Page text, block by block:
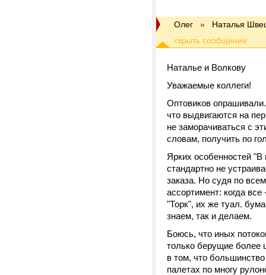
Олег » Наталья
Наталье и Волкову
Уважаемые коллеги!
Оптовиков
что выдвигаются на
не заморачиваться с
словам, получить по
Ярких особенностей
стандартно не
заказа. Но судя по
ассортимент: когда
"Торк", их же туал.
знаем, так и делаем.
Боюсь, что иных
только берущие более
в том, что
палетах по многу